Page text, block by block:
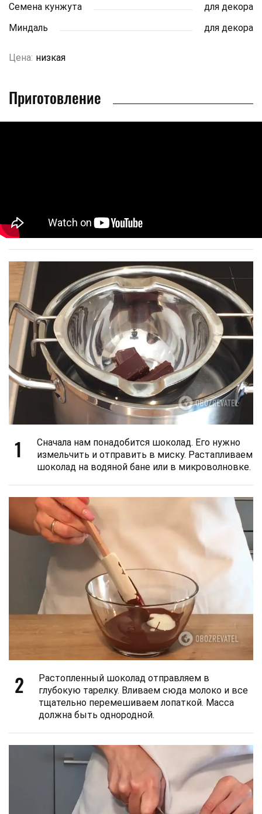
Семена кунжута
для декора
Миндаль
для декора
Цена: низкая
Приготовление
1
Сначала нам понадобится шоколад. Его нужно
измельчить и отправить в миску. Растапливаем
шоколад на водяной бане или в микроволновке.
2
Растопленный шоколад отправляем в
глубокую тарелку. Вливаем сюда молоко и все
тщательно перемешиваем лопаткой. Масса
должна быть однородной.